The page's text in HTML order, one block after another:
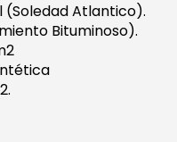
Atlantico).
Bituminoso).